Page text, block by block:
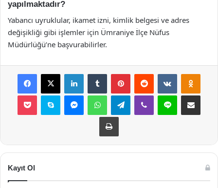
yapılmaktadır?
Yabancı uyruklular, ikamet izni, kimlik belgesi ve adres
değişikliği gibi işlemler için Ümraniye İlçe Nüfus
Müdürlüğü’ne başvurabilirler.
Facebook
X LinkedInTumblr PinterestReddit VKontakte
Pocket Skype MessengerWhatsAppTelegramViber Line E-Posta ile
Yazdır
Kayıt Ol